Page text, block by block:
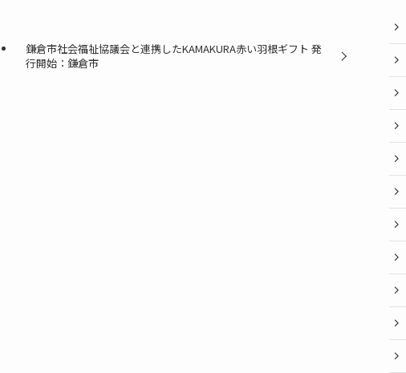
鎌倉市社会福祉協議会と連携したKAMAKURA赤い羽根ギフト 発
行開始：鎌倉市